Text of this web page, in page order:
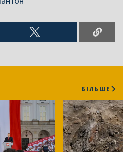
БІЛЬШЕ